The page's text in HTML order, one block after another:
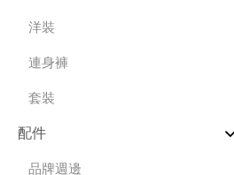
洋裝
連身褲
套裝
配件
品牌週邊